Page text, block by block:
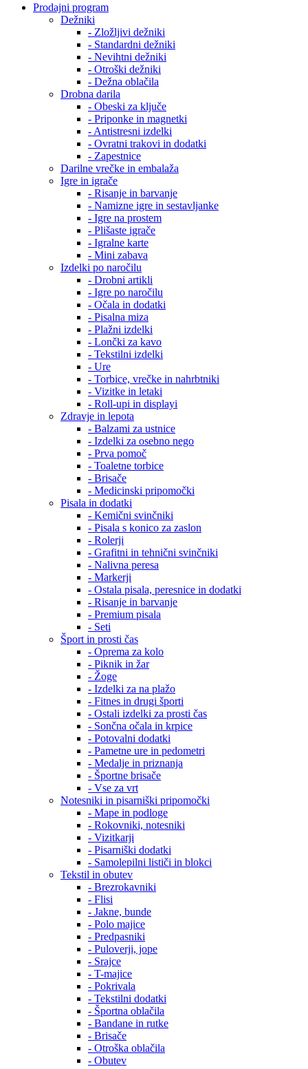
Prodajni program
Dežniki
- Zložljivi dežniki
- Standardni dežniki
- Nevihtni dežniki
- Otroški dežniki
- Dežna oblačila
Drobna darila
- Obeski za ključe
- Priponke in magnetki
- Antistresni izdelki
- Ovratni trakovi in dodatki
- Zapestnice
Darilne vrečke in embalaža
Igre in igrače
- Risanje in barvanje
- Namizne igre in sestavljanke
- Igre na prostem
- Plišaste igrače
- Igralne karte
- Mini zabava
Izdelki po naročilu
- Drobni artikli
- Igre po naročilu
- Očala in dodatki
- Pisalna miza
- Plažni izdelki
- Lončki za kavo
- Tekstilni izdelki
- Ure
- Torbice, vrečke in nahrbtniki
- Vizitke in letaki
- Roll-upi in displayi
Zdravje in lepota
- Balzami za ustnice
- Izdelki za osebno nego
- Prva pomoč
- Toaletne torbice
- Brisače
- Medicinski pripomočki
Pisala in dodatki
- Kemični svinčniki
- Pisala s konico za zaslon
- Rolerji
- Grafitni in tehnični svinčniki
- Nalivna peresa
- Markerji
- Ostala pisala, peresnice in dodatki
- Risanje in barvanje
- Premium pisala
- Seti
Šport in prosti čas
- Oprema za kolo
- Piknik in žar
- Žoge
- Izdelki za na plažo
- Fitnes in drugi športi
- Ostali izdelki za prosti čas
- Sončna očala in krpice
- Potovalni dodatki
- Pametne ure in pedometri
- Medalje in priznanja
- Športne brisače
- Vse za vrt
Notesniki in pisarniški pripomočki
- Mape in podloge
- Rokovniki, notesniki
- Vizitkarji
- Pisarniški dodatki
- Samolepilni lističi in blokci
Tekstil in obutev
- Brezrokavniki
- Flisi
- Jakne, bunde
- Polo majice
- Predpasniki
- Puloverji, jope
- Srajce
- T-majice
- Pokrivala
- Tekstilni dodatki
- Športna oblačila
- Bandane in rutke
- Brisače
- Otroška oblačila
- Obutev